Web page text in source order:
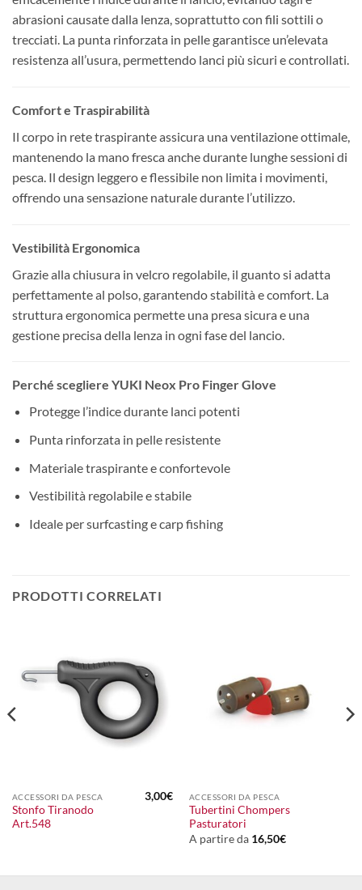
abrasioni causate dalla lenza, soprattutto con fili sottili o
trecciati. La punta rinforzata in pelle garantisce un’elevata
resistenza all’usura, permettendo lanci più sicuri e controllati.
Comfort e Traspirabilità
Il corpo in rete traspirante assicura una ventilazione ottimale,
mantenendo la mano fresca anche durante lunghe sessioni di
pesca. Il design leggero e flessibile non limita i movimenti,
offrendo una sensazione naturale durante l’utilizzo.
Vestibilità Ergonomica
Grazie alla chiusura in velcro regolabile, il guanto si adatta
perfettamente al polso, garantendo stabilità e comfort. La
struttura ergonomica permette una presa sicura e una
gestione precisa della lenza in ogni fase del lancio.
Perché scegliere YUKI Neox Pro Finger Glove
Protegge l’indice durante lanci potenti
Punta rinforzata in pelle resistente
Materiale traspirante e confortevole
Vestibilità regolabile e stabile
Ideale per surfcasting e carp fishing
PRODOTTI CORRELATI
ACCESSORI DA PESCA
Stonfo Tiranodo
Art.548
3,00€ ACCESSORI DA PESCA
Tubertini Chompers
Pasturatori
A partire da 16,50€